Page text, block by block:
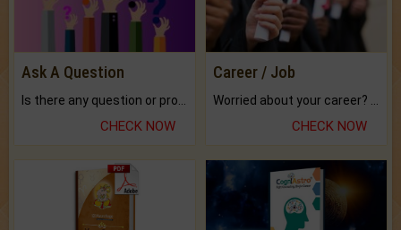
Ask A Question
CHECK NOW
Career / Job
CHECK NOW